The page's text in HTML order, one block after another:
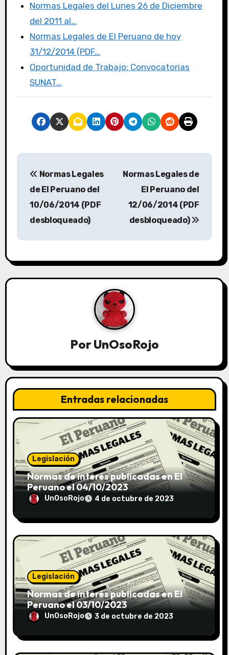
Normas Legales del Lunes 26 de Diciembre
del 2011 al…
Normas Legales de El Peruano de hoy
31/12/2014 (PDF…
Oportunidad de Trabajo: Convocatorias
SUNAT…
Normas Legales
de El Peruano del
10/06/2014 (PDF
desbloqueado)
Normas Legales de
El Peruano del
12/06/2014 (PDF
desbloqueado)
PorUnOsoRojo
Entradas relacionadas
Legislación
Normas de interés publicadas en El
Peruano el 04/10/2023
UnOsoRojo 4 de octubre de 2023
Legislación
Normas de interés publicadas en El
Peruano el 03/10/2023
UnOsoRojo 3 de octubre de 2023